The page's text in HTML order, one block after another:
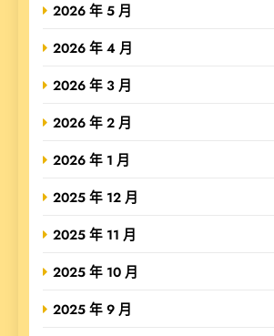
2026 年 5 月
2026 年 4 月
2026 年 3 月
2026 年 2 月
2026 年 1 月
2025 年 12 月
2025 年 11 月
2025 年 10 月
2025 年 9 月